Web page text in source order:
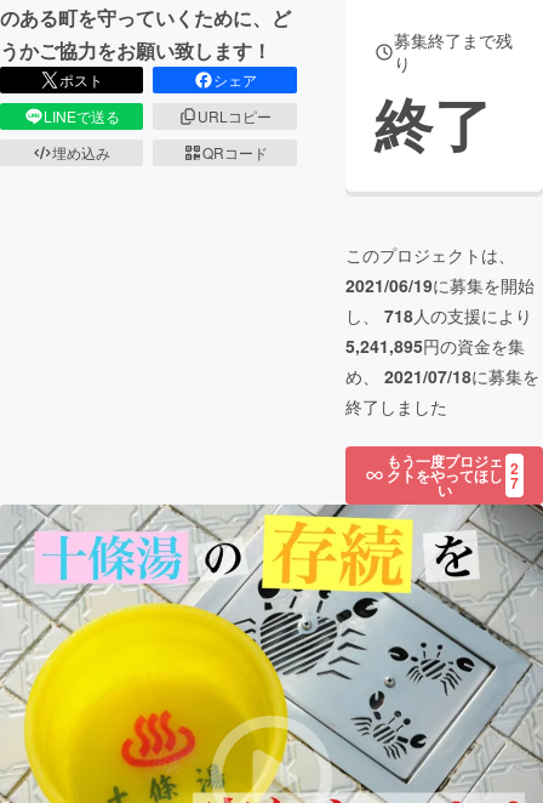
のある町を守っていくために、ど
うかご協力をお願い致します！
ポスト
シェア
LINEで送る
URLコピー
埋め込み
QRコード
募集終了まで残
り
終了
このプロジェクトは、
2021/06/19に募集を開始
し、 718人の支援により
5,241,895円の資金を集
め、 2021/07/18に募集を
終了しました
もう一度プロジェ
クトをやってほし
い
2
7